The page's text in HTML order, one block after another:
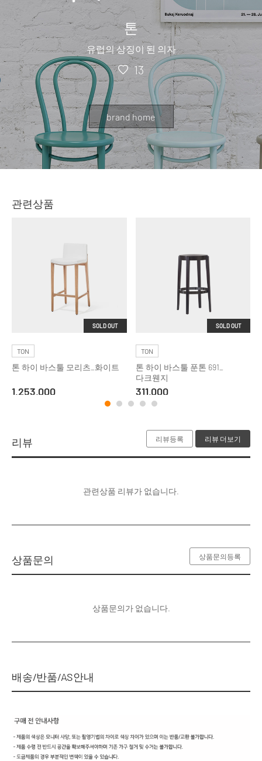
톤
유럽의 상징이 된 의자
13
brand home
관련상품
SOLD OUT
TON
톤 하이 바스툴 모리츠_화이트
1,253,000
SOLD OUT
TON
톤 하이 바스툴 푼톤 691_
다크웬지
311,000
리뷰 리뷰등록 리뷰 더보기
관련상품 리뷰가 없습니다.
상품문의 상품문의등록
상품문의가 없습니다.
배송/반품/AS안내